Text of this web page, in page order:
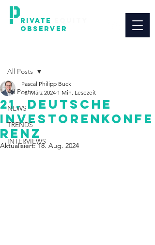
RIVATE
OBSERVER
All Posts
NEWS
TRENDS
INTERVIEWS
All Posts
21. Deutsche
Investorenkonfe
renz
Pascal Philipp Buck
13. März 2024 1 Min. Lesezeit
Aktualisiert:18. Aug. 2024